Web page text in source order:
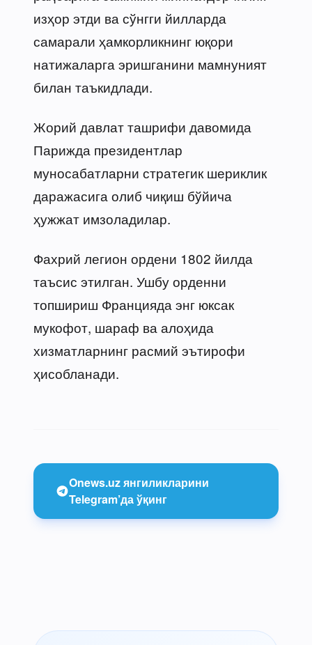
изҳор этди ва сўнгги йилларда
самарали ҳамкорликнинг юқори
натижаларга эришганини мамнуният
билан таъкидлади.
Жорий давлат ташрифи давомида
Парижда президентлар
муносабатларни стратегик шериклик
даражасига олиб чиқиш бўйича
ҳужжат имзоладилар.
Фахрий легион ордени 1802 йилда
таъсис этилган. Ушбу орденни
топшириш Францияда энг юксак
мукофот, шараф ва алоҳида
хизматларнинг расмий эътирофи
ҳисобланади.
Onews.uz янгиликларини
Telegram’да ўқинг